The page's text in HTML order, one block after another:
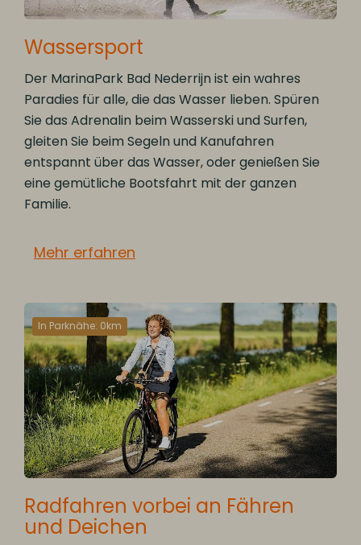
Wassersport
Der MarinaPark Bad Nederrijn ist ein wahres
Paradies für alle, die das Wasser lieben. Spüren
Sie das Adrenalin beim Wasserski und Surfen,
gleiten Sie beim Segeln und Kanufahren
entspannt über das Wasser, oder genießen Sie
eine gemütliche Bootsfahrt mit der ganzen
Familie.
Mehr erfahren
In Parknähe: 0km
Radfahren vorbei an Fähren
und Deichen